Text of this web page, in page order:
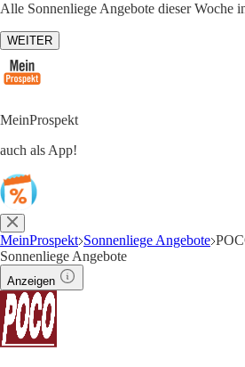
Alle Sonnenliege Angebote dieser Woche
WEITER
MeinProspekt
auch als App!
MeinProspekt Sonnenliege Angebote
Sonnenliege Angebote
Anzeigen